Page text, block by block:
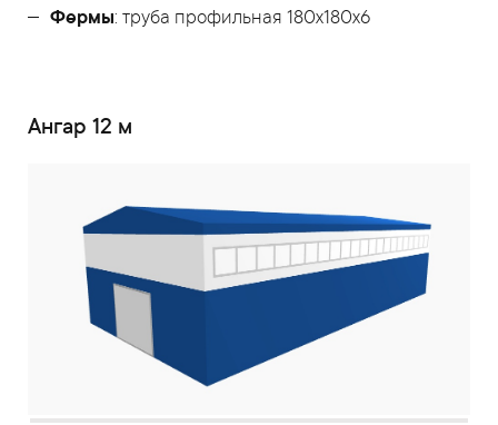
Фермы: труба профильная 180х180х6
Ангар 12 м